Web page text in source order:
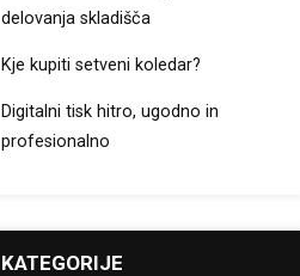
delovanja skladišča
Kje kupiti setveni koledar?
Digitalni tisk hitro, ugodno in
profesionalno
KATEGORIJE